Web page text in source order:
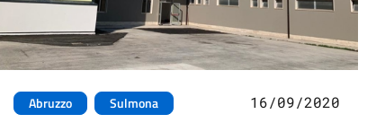
Abruzzo Sulmona 16/09/2020